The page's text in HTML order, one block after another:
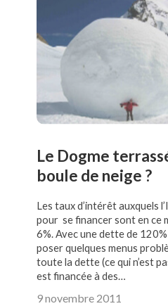
Le Dogme
boule de neige ?
Les taux d’intérêt auxquels
pour se financer sont en ce
6%. Avec une dette de
poser quelques menus
toute la dette (ce qui n’est
est financée à des…
9 novembre 2011